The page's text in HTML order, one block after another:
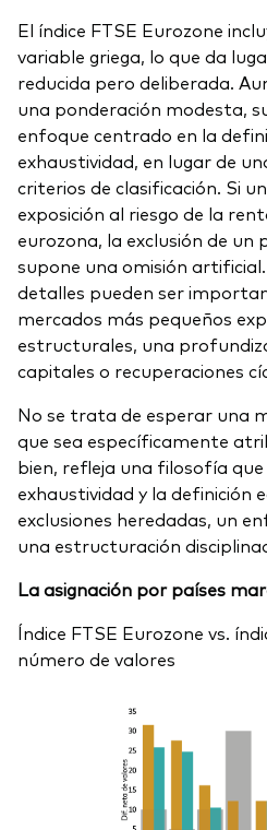
El índice FTSE Eurozone
variable griega, lo que da
reducida pero deliberada.
una ponderación modesta,
enfoque centrado en la
exhaustividad, en lugar de
criterios de clasificación. Si
exposición al riesgo de la
eurozona, la exclusión de un
supone una omisión
detalles pueden ser
mercados más pequeños
estructurales, una
capitales o recuperaciones
No se trata de esperar una
que sea específicamente
bien, refleja una filosofía
exhaustividad y la definición
exclusiones heredadas, un
una estructuración
La asignación por países
Índice FTSE Eurozone vs.
número de valores